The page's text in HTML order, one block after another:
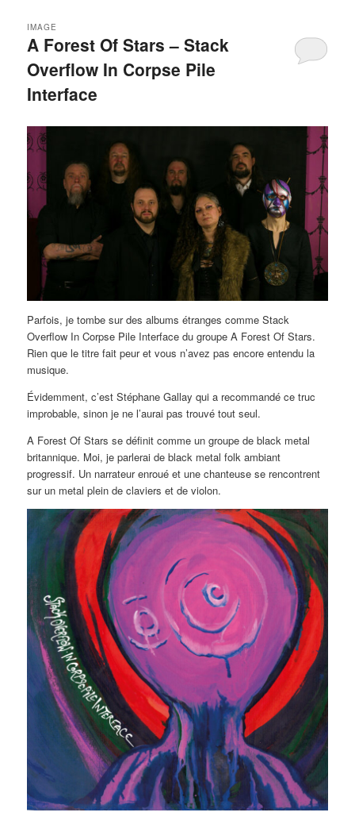
A Forest Of Stars – Stack
Overflow In Corpse Pile
Interface
IMAGE
Parfois, je tombe sur des albums étranges comme Stack
Overflow In Corpse Pile Interface du groupe A Forest Of Stars.
Rien que le titre fait peur et vous n’avez pas encore entendu la
musique.
Évidemment, c’est Stéphane Gallay qui a recommandé ce truc
improbable, sinon je ne l’aurai pas trouvé tout seul.
A Forest Of Stars se définit comme un groupe de black metal
britannique. Moi, je parlerai de black metal folk ambiant
progressif. Un narrateur enroué et une chanteuse se rencontrent
sur un metal plein de claviers et de violon.